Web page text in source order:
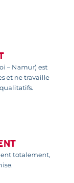
– Namur) est
et ne travaille
totalement,